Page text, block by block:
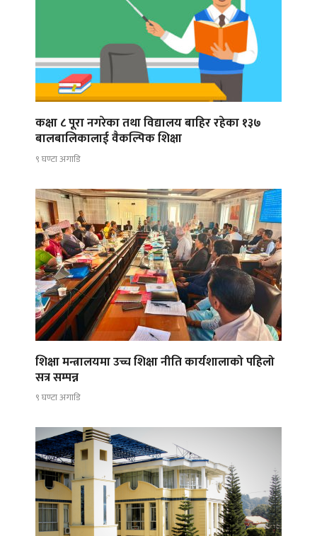
कक्षा ८ पूरा नगरेका तथा विद्यालय बाहिर रहेका १३७
बालबालिकालाई वैकल्पिक शिक्षा
९ घण्टा अगाडि
शिक्षा मन्त्रालयमा उच्च शिक्षा नीति कार्यशालाको पहिलो
सत्र सम्पन्न
९ घण्टा अगाडि